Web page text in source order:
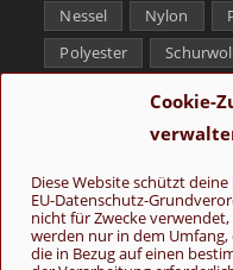
Cookie-
Diese Website schützt
EU-Datenschutz-
nicht für Zwecke
werden nur in dem
die in Bezug auf einen
Nessel
Nylon
Polyester
Tencel
Yak
Folge uns